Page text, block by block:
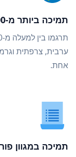
תמיכה ביותר מ-100 שפות
ערבית, צרפתית
אחת.
תמיכה במגוון